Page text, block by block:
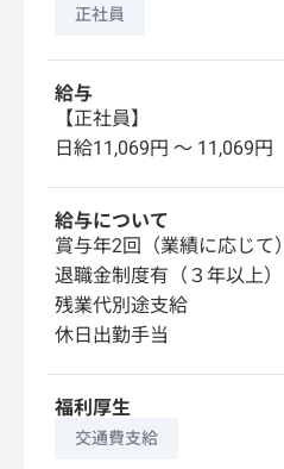
正社員
給与
【正社員】
日給11,069円 〜 11,069円
給与について
賞与年2回（業績に応じて）
退職金制度有（３年以上）
残業代別途支給
休日出勤手当
福利厚生
交通費支給